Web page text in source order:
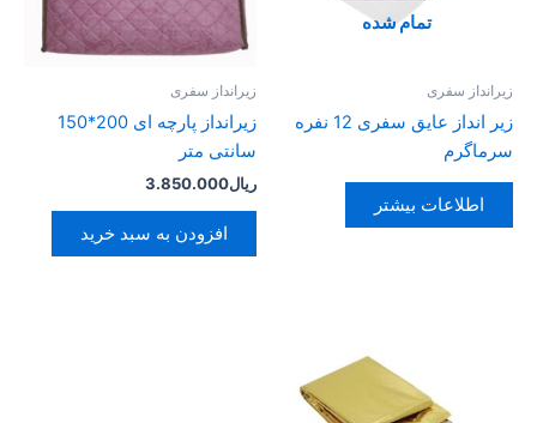
تمام شده
زیرانداز سفری
زیر انداز عایق سفری 12 نفره
سرماگرم
اطلاعات بیشتر
زیرانداز سفری
زیرانداز پارچه ای 200*150
سانتی متر
ریال3.850.000
افزودن به سبد خرید